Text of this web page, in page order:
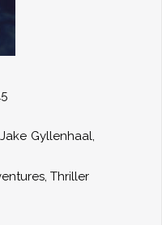
Jake Gyllenhaal,
, Thriller